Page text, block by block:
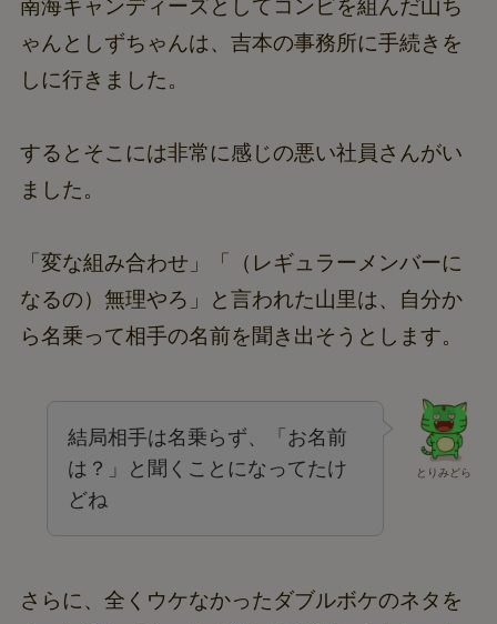
南海キャンディーズとしてコンビを組んだ山ち
ゃんとしずちゃんは、吉本の事務所に手続きを
しに行きました。
するとそこには非常に感じの悪い社員さんがい
ました。
「変な組み合わせ」「（レギュラーメンバーに
なるの）無理やろ」と言われた山里は、自分か
ら名乗って相手の名前を聞き出そうとします。
とりみどら
結局相手は名乗らず、「お名前
は？」と聞くことになってたけ
どね
さらに、全くウケなかったダブルボケのネタを